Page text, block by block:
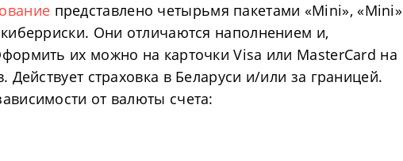
представлено четырьмя пакетами «Mini», «Mini»
Они отличаются наполнением и,
их можно на карточки Visa или MasterCard на
Действует страховка в Беларуси и/или за границей.
от валюты счета: